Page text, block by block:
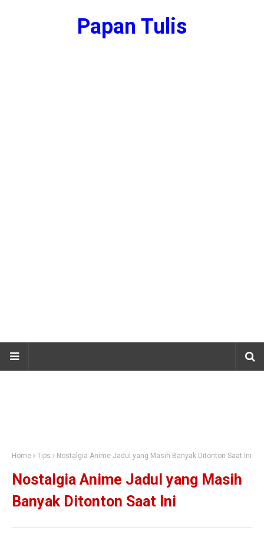
Papan Tulis
Home Tips Nostalgia Anime Jadul yang Masih Banyak Ditonton Saat Ini
Nostalgia Anime Jadul yang Masih
Banyak Ditonton Saat Ini